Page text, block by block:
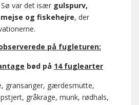
var det især gulspurv,
og fiskehejre, der
på fugleturen:
bød på 14 fuglearter
gransanger, gærdesmutte,
gråkrage, munk, rødhals,